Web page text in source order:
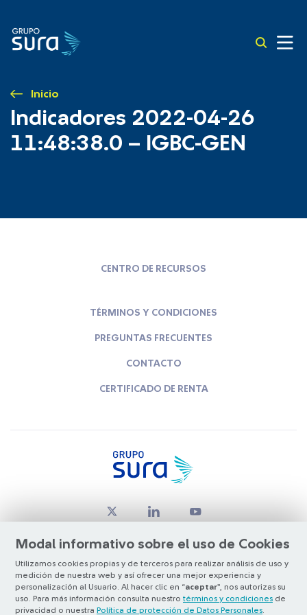
Inicio
Indicadores 2022-04-26
11:48:38.0 – IGBC-GEN
Modal informativo sobre el uso de Cookies
Utilizamos cookies propias y de terceros para realizar análisis de uso y
medición de nuestra web y así ofrecer una mejor experiencia y
personalización al Usuario. Al hacer clic en “aceptar”, nos autorizas su
uso. Para más información consulta nuestro términos y condiciones de
privacidad o nuestra Política de protección de Datos Personales
CENTRO DE RECURSOS
TÉRMINOS Y CONDICIONES
PREGUNTAS FRECUENTES
CONTACTO
CERTIFICADO DE RENTA
© Copyright Grupo SURA 2026